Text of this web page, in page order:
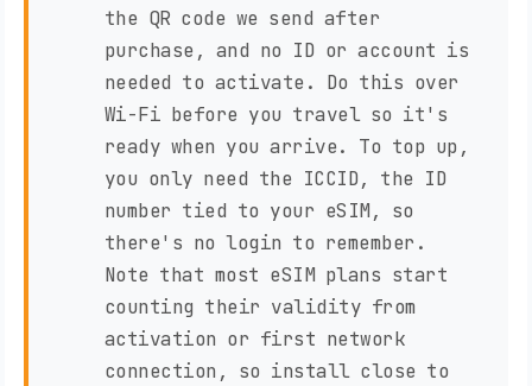
the QR code we send after
purchase, and no ID or account is
needed to activate. Do this over
Wi-Fi before you travel so it's
ready when you arrive. To top up,
you only need the ICCID, the ID
number tied to your eSIM, so
there's no login to remember.
Note that most eSIM plans start
counting their validity from
activation or first network
connection, so install close to